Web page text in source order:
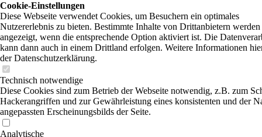
Cookie-Einstellungen
Diese Webseite verwendet Cookies, um Besuchern ein optimales
Nutzererlebnis zu bieten. Bestimmte Inhalte von Drittanbietern
angezeigt, wenn die entsprechende Option aktiviert ist. Die
kann dann auch in einem Drittland erfolgen. Weitere Informationen
der Datenschutzerklärung.
Technisch notwendige
Diese Cookies sind zum Betrieb der Webseite notwendig, z.B. zum
Hackerangriffen und zur Gewährleistung eines konsistenten und der
angepassten Erscheinungsbilds der Seite.
Analytische